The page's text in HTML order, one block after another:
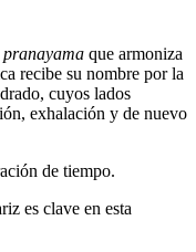
pranayama que armoniza
recibe su nombre por la
cuyos lados
exhalación y de nuevo
de tiempo.
es clave en esta